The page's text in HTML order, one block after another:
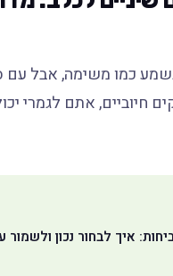
כמו משימה, אבל עם
חיוביים, אתם לגמרי
איך לבחור נכון ולשמור